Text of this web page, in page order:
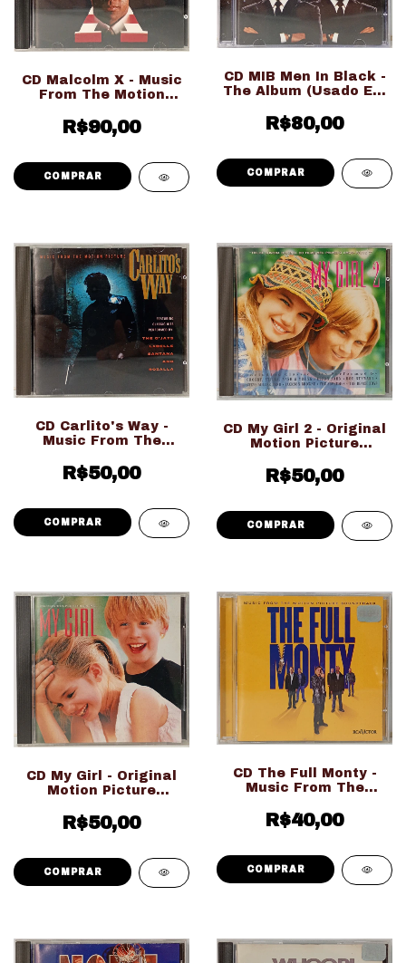
CD Malcolm X - Music
From The Motion
(Usado Ed. Nacional)
R$90,00
CD MIB Men In Black -
The Album (Usado Ed.
R$80,00
CD Carlito's Way -
Music From The
Ed. Nacional)
R$50,00
CD My Girl 2 - Original
Motion Picture
Ed. Nacional)
R$50,00
CD My Girl - Original
Motion Picture
Ed. Nacional)
R$50,00
CD The Full Monty -
Music From The
Soundtrack (Usado
Ed. Nacional)
R$40,00